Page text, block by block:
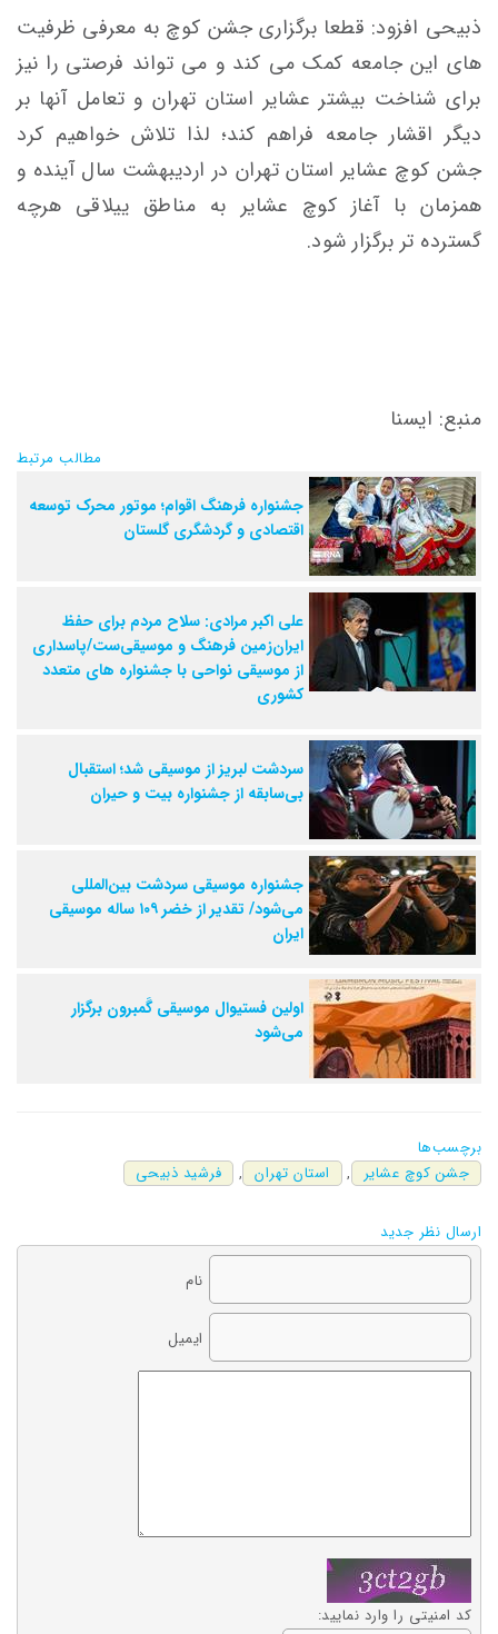
ذبیحی افزود: قطعا برگزاری جشن کوچ به معرفی ظرفیت
های این جامعه کمک می کند و می تواند فرصتی را نیز
برای شناخت بیشتر عشایر استان تهران و تعامل آنها بر
دیگر اقشار جامعه فراهم کند؛ لذا تلاش خواهیم کرد
جشن کوچ عشایر استان تهران در اردیبهشت سال آینده و
همزمان با آغاز کوچ عشایر به مناطق ییلاقی هرچه
گسترده تر برگزار شود.
منبع: ایسنا
مطالب مرتبط
جشنواره فرهنگ اقوام؛ موتور محرک توسعه
اقتصادی و گردشگری گلستان
علی اکبر مرادی: سلاح مردم برای حفظ
ایران‌زمین فرهنگ و موسیقی‌ست/پاسداری
از موسیقی نواحی با جشنواره های متعدد
کشوری
سردشت لبریز از موسیقی شد؛ استقبال
بی‌سابقه از جشنواره بیت و حیران
جشنواره موسیقی سردشت بین‌المللی
می‌شود/ تقدیر از خضر ۱۰۹ ساله موسیقی
ایران
اولین فستیوال موسیقی گَمبرون برگزار
می‌شود
برچسب‌ها
جشن کوچ عشایر
, استان تهران , فرشید ذبیحی
ارسال نظر جدید
نام
ایمیل
کد امنیتی را وارد نمایید: